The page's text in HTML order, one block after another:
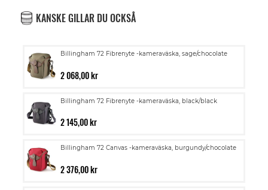
KANSKE GILLAR DU OCKSÅ
Billingham 72 Fibrenyte -kameraväska, sage/chocolate
2 068,00 kr
Billingham 72 Fibrenyte -kameraväska, black/black
2 145,00 kr
Billingham 72 Canvas -kameraväska, burgundy/chocolate
2 376,00 kr